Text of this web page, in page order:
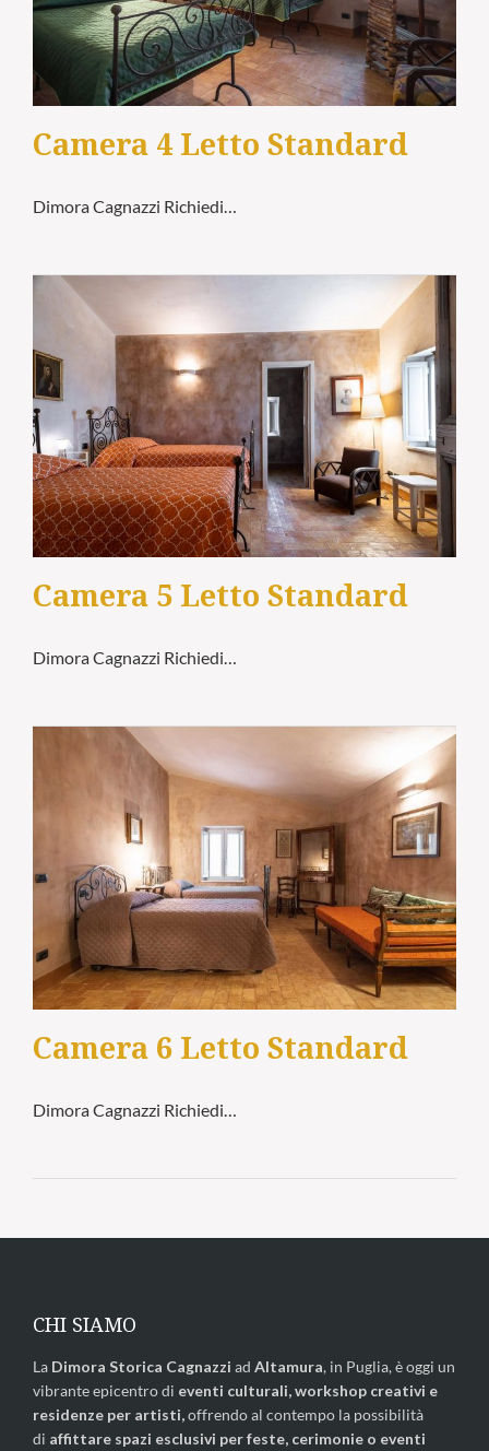
Camera 4 Letto Standard
Dimora Cagnazzi Richiedi…
Camera 5 Letto Standard
Dimora Cagnazzi Richiedi…
Camera 6 Letto Standard
Dimora Cagnazzi Richiedi…
CHI SIAMO
La Dimora Storica Cagnazzi ad Altamura, in Puglia, è oggi un
vibrante epicentro di eventi culturali, workshop creativi e
residenze per artisti,offrendo al contempo la possibilità
di affittare spazi esclusivi per feste, cerimonie o eventi